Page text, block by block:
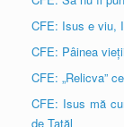
CFE: Isus e viu,
CFE: Pâinea
CFE: „Relicva”
CFE: Isus mă
de Tatăl